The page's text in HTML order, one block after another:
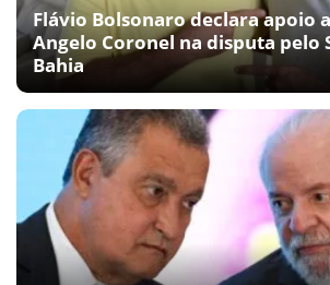
Flávio Bolsonaro declara apoio
Angelo Coronel na disputa pelo
Bahia